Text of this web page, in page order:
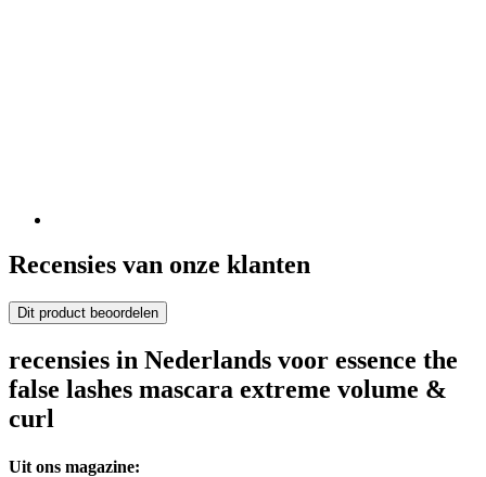
Recensies van onze klanten
Dit product beoordelen
recensies in Nederlands voor essence the
false lashes mascara extreme volume &
curl
Uit ons magazine: